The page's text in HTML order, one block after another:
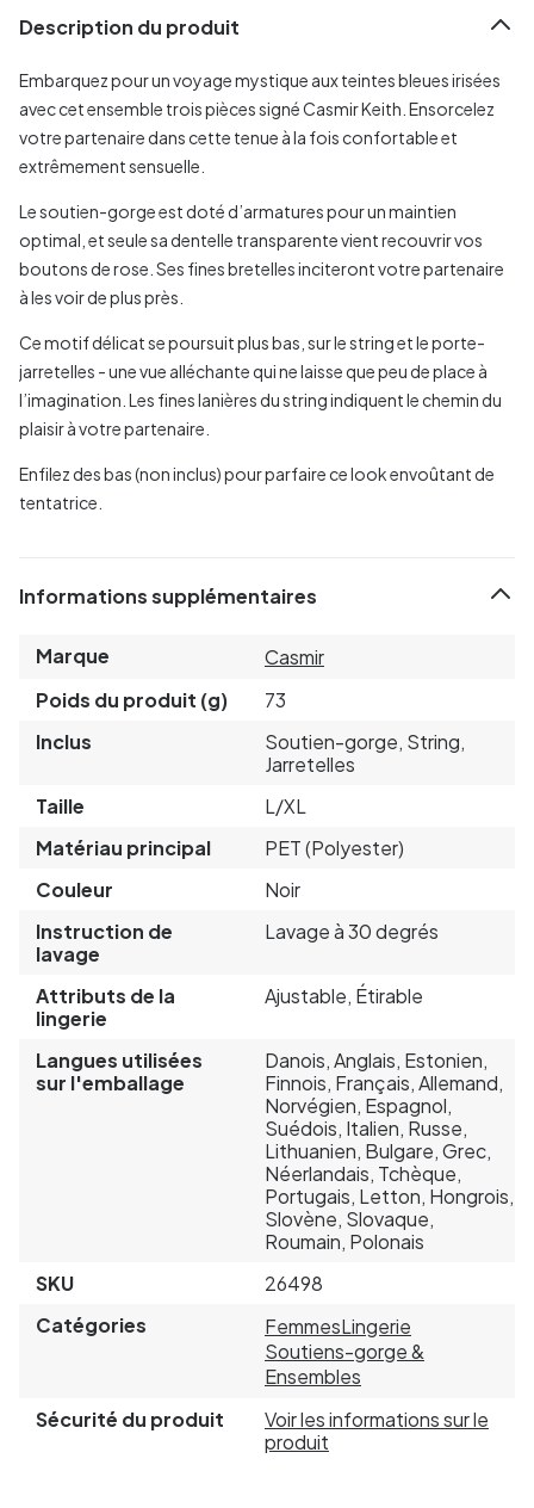
Description du produit
Embarquez pour un voyage mystique aux teintes bleues irisées
avec cet ensemble trois pièces signé Casmir Keith. Ensorcelez
votre partenaire dans cette tenue à la fois confortable et
extrêmement sensuelle.
Le soutien-gorge est doté d’armatures pour un maintien
optimal, et seule sa dentelle transparente vient recouvrir vos
boutons de rose. Ses fines bretelles inciteront votre partenaire
à les voir de plus près.
Ce motif délicat se poursuit plus bas, sur le string et le porte-
jarretelles - une vue alléchante qui ne laisse que peu de place à
l’imagination. Les fines lanières du string indiquent le chemin du
plaisir à votre partenaire.
Enfilez des bas (non inclus) pour parfaire ce look envoûtant de
tentatrice.
Informations supplémentaires
Marque
Casmir
Poids du produit (g)
73
Inclus
Soutien-gorge, String,
Jarretelles
Taille
L/XL
Matériau principal
PET (Polyester)
Couleur
Noir
Instruction de
lavage
Lavage à 30 degrés
Attributs de la
lingerie
Ajustable, Étirable
Langues utilisées
sur l'emballage
Danois, Anglais, Estonien,
Finnois, Français, Allemand,
Norvégien, Espagnol,
Suédois, Italien, Russe,
Lithuanien, Bulgare, Grec,
Néerlandais, Tchèque,
Portugais, Letton, Hongrois,
Slovène, Slovaque,
Roumain, Polonais
SKU
26498
Catégories
FemmesLingerie
Soutiens-gorge &
Ensembles
Sécurité du produit
Voir les informations sur le
produit